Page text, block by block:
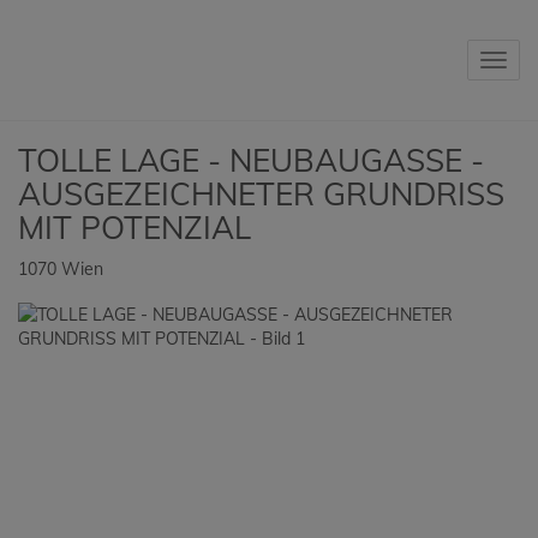
TOLLE LAGE - NEUBAUGASSE -
AUSGEZEICHNETER GRUNDRISS
MIT POTENZIAL
1070 Wien